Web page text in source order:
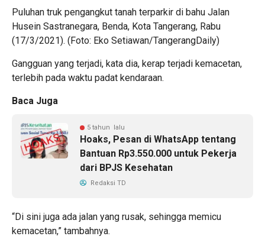
Puluhan truk pengangkut tanah terparkir di bahu Jalan
Husein Sastranegara, Benda, Kota Tangerang, Rabu
(17/3/2021). (Foto: Eko Setiawan/TangerangDaily)
Gangguan yang terjadi, kata dia, kerap terjadi kemacetan,
terlebih pada waktu padat kendaraan.
Baca Juga
5 tahun lalu
Hoaks, Pesan di WhatsApp tentang
Bantuan Rp3.550.000 untuk Pekerja
dari BPJS Kesehatan
Redaksi TD
“Di sini juga ada jalan yang rusak, sehingga memicu
kemacetan,” tambahnya.